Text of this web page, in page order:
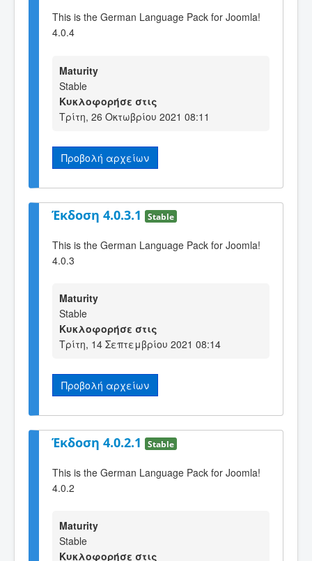
This is the German Language Pack for Joomla!
4.0.4
Maturity
Stable
Κυκλοφορήσε στις
Τρίτη, 26 Οκτωβρίου 2021 08:11
Προβολή αρχείων
Έκδοση 4.0.3.1 Stable
This is the German Language Pack for Joomla!
4.0.3
Maturity
Stable
Κυκλοφορήσε στις
Τρίτη, 14 Σεπτεμβρίου 2021 08:14
Προβολή αρχείων
Έκδοση 4.0.2.1 Stable
This is the German Language Pack for Joomla!
4.0.2
Maturity
Stable
Κυκλοφορήσε στις